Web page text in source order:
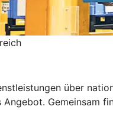
über
Gemeinsam